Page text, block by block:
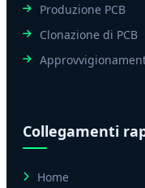
Produzione PCB
Clonazione di PCB
Collegamenti
Home